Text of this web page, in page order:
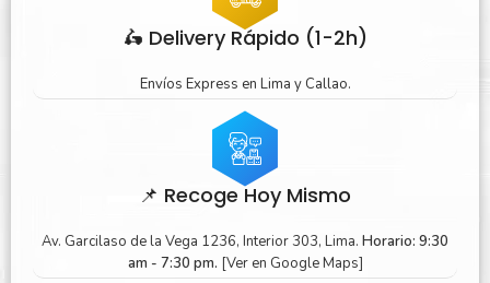
🛵 Delivery Rápido (1-2h)
Envíos Express en Lima y Callao.
📌 Recoge Hoy Mismo
Av. Garcilaso de la Vega 1236, Interior 303, Lima. Horario: 9:30
am - 7:30 pm. [Ver en Google Maps]